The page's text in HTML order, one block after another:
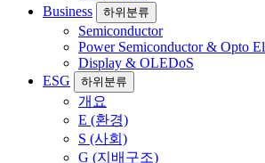
Business
하위분류
Semiconductor
Power Semiconductor & Opto
Display & OLEDoS
ESG
하위분류
개요
E (환경)
S (사회)
G (지배구조)